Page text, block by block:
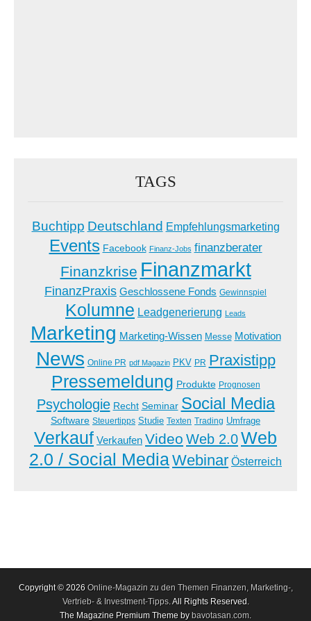
TAGS
Buchtipp Deutschland Empfehlungsmarketing
Events Facebook Finanz-Jobs finanzberater
Finanzkrise Finanzmarkt
FinanzPraxis Geschlossene Fonds Gewinnspiel
Kolumne Leadgenerierung Leads
Marketing Marketing-Wissen Messe Motivation
News Online PR pdf Magazin PKV PR Praxistipp
Pressemeldung Produkte Prognosen
Psychologie Recht Seminar Social Media
Software Steuertipps Studie Texten Trading Umfrage
Verkauf Verkaufen Video Web 2.0Web
2.0 / Social MediaWebinar Österreich
Copyright © 2026 Online-Magazin zu den Themen Finanzen, Marketing-,
Vertrieb- & Investment-Tipps. All Rights Reserved.
The Magazine Premium Theme by bavotasan.com.